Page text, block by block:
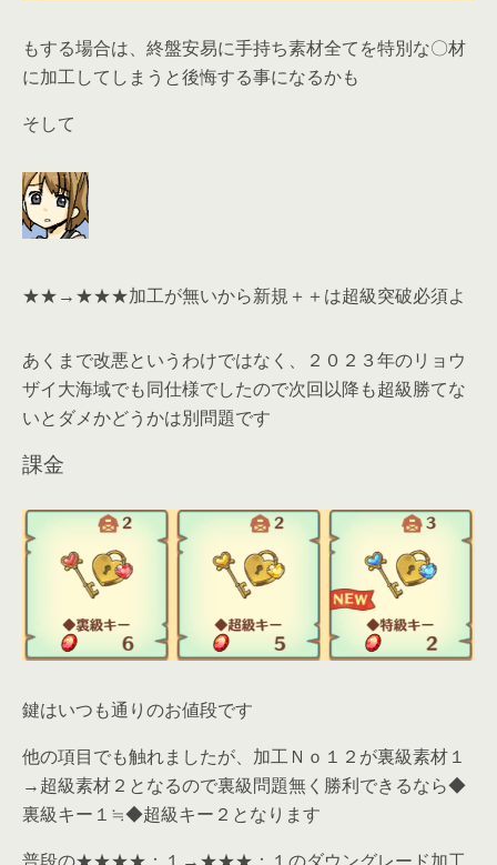
もする場合は、終盤安易に手持ち素材全てを特別な〇材
に加工してしまうと後悔する事になるかも
そして
★★→★★★加工が無いから新規＋＋は超級突破必須よ
あくまで改悪というわけではなく、２０２３年のリョウ
ザイ大海域でも同仕様でしたので次回以降も超級勝てな
いとダメかどうかは別問題です
課金
鍵はいつも通りのお値段です
他の項目でも触れましたが、加工Ｎｏ１２が裏級素材１
→超級素材２となるので裏級問題無く勝利できるなら◆
裏級キー１≒◆超級キー２となります